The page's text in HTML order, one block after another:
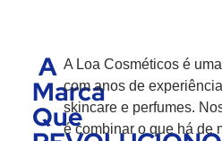
A
Marca
Que
A Loa Cosméticos é
com anos de
skincare e perfumes.
é combinar o que há de